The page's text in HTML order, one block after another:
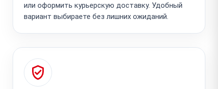
или оформить курьерскую доставку. Удобный
вариант выбираете без лишних ожиданий.